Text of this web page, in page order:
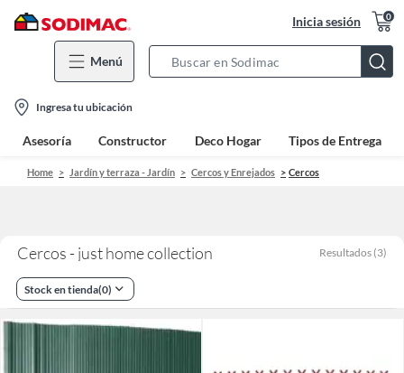
Inicia sesión 0
Menú
Bar
location-
icon
Ingresa tu ubicación
Asesoría Constructor Deco Hogar Tipos de Entrega
Home Jardín y terraza - Jardín Cercos y Enrejados Cercos
Cercos - just home collection Resultados (3)
Stock en tienda(0)